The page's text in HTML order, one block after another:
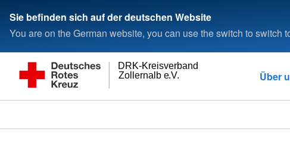
Sie befinden sich auf der deutschen Website
You are on the German website, you can use the switch to switch
Zollernalb e.V.
DRK-Kreisverband
Über